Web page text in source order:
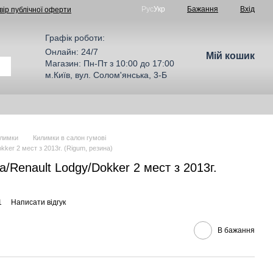
публічної оферти РусУкр Бажання Вхід
Графік роботи:
Онлайн: 24/7
Магазин: Пн-Пт з 10:00 до 17:00
м.Київ, вул. Солом'янська, 3-Б
Мій кошик
Килимки в салон гумові
2 мест з 2013г. (Rigum, резина)
Renault Lodgy/Dokker 2 мест з 2013г.
Написати відгук
В бажання